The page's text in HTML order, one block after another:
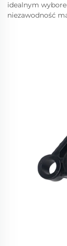
idealnym
niezawodność